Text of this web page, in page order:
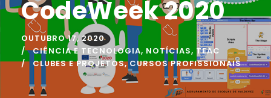
CodeWeek 2020
OUTUBRO 17, 2020
CIÊNCIA E TECNOLOGIA, NOTÍCIAS, TEAC
CLUBES E PROJETOS, CURSOS PROFISSIONAIS